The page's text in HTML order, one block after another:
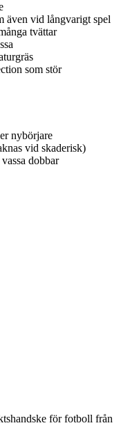
även vid långvarigt spel
tvättar
som stör
nybörjare
vid skaderisk)
dobbar
för fotboll från